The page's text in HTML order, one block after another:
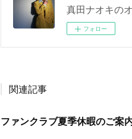
真田ナオキの
フォロー
関連記事
ファンクラブ夏季休暇のご案